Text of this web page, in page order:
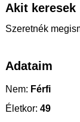
Akit keresek
Szeretnék
Adataim
Nem: Férfi
Életkor: 49